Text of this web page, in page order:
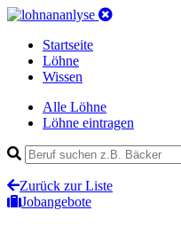
Startseite
Löhne
Wissen
Alle Löhne
Löhne eintragen
Zurück zur Liste
Jobangebote